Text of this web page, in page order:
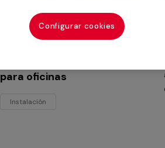
para oficinas
Instalación
Configurar cookies